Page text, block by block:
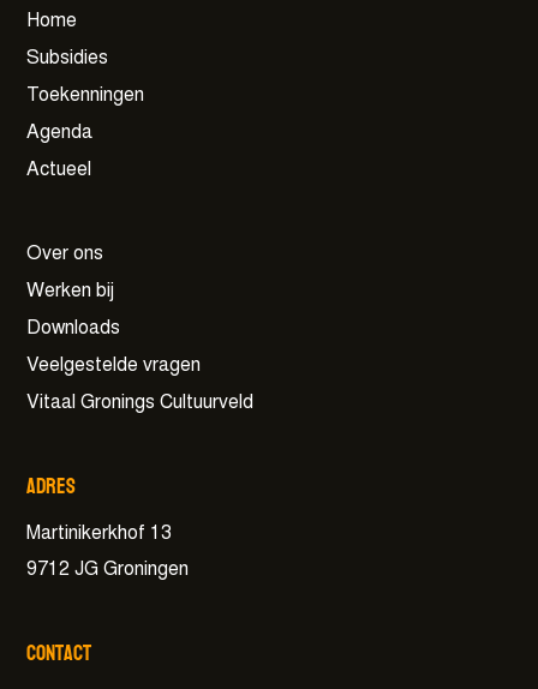
Home
Subsidies
Toekenningen
Agenda
Actueel
Over ons
Werken bij
Downloads
Veelgestelde vragen
Vitaal Gronings Cultuurveld
Adres
Martinikerkhof 13
9712 JG Groningen
Contact